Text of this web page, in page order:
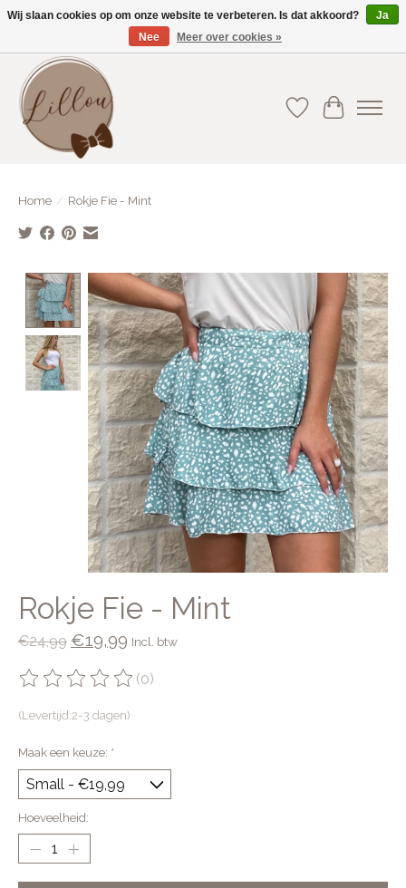
Gratis verzending vanaf €75(BE) en €100(NL)
Verlanglijst
Home / Rokje Fie - Mint
Product image slideshow Items
Rokje Fie - Mint
€24,99 €19,99 Incl. btw
De beoordeling van dit product is
(0)
(Levertijd:2-3 dagen)
Maak een keuze: *
Hoeveelheid:
Wij slaan cookies op om onze website te verbeteren. Is dat akkoord?
Ja
Nee
Meer over cookies »